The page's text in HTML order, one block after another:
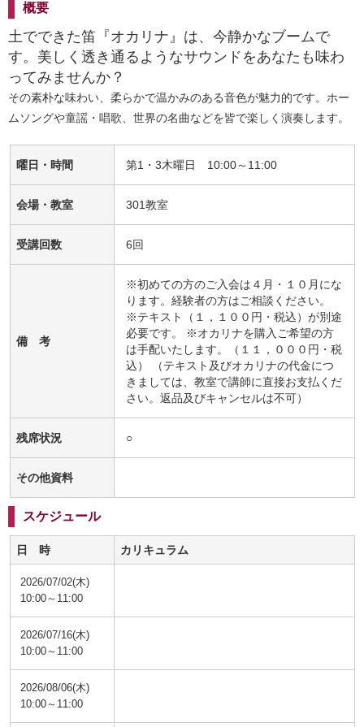
概要
土でできた笛『オカリナ』は、今静かなブームで
す。美しく透き通るようなサウンドをあなたも味わ
ってみませんか？
その素朴な味わい、柔らかで温かみのある音色が魅力的です。ホー
ムソングや童謡・唱歌、世界の名曲などを皆で楽しく演奏します。
曜日・時間 第1・3木曜日 10:00～11:00
会場・教室 301教室
受講回数 6回
備 考
※初めての方のご入会は４月・１０月にな
ります。経験者の方はご相談ください。
※テキスト（１，１００円・税込）が別途
必要です。 ※オカリナを購入ご希望の方
は手配いたします。（１１，０００円・税
込） （テキスト及びオカリナの代金につ
きましては、教室で講師に直接お支払くだ
さい。返品及びキャンセルは不可）
残席状況 ○
その他資料
スケジュール
日 時 カリキュラム
2026/07/02(木)
10:00～11:00
2026/07/16(木)
10:00～11:00
2026/08/06(木)
10:00～11:00